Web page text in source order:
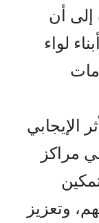
إلى أن
لواء
الإيجابي
مراكز
وتعزيز